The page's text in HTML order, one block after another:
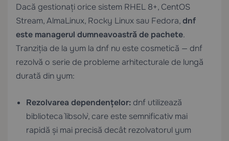
Dacă gestionați orice sistem RHEL 8+, CentOS
Stream, AlmaLinux, Rocky Linux sau Fedora,dnf
este managerul dumneavoastră de pachete.
Tranziția de la yum la dnf nu este cosmetică — dnf
rezolvă o serie de probleme arhitecturale de lungă
durată din yum:
Rezolvarea dependențelor: dnf utilizează
biblioteca `libsolv`, care este semnificativ mai
rapidă și mai precisă decât rezolvatorul yum